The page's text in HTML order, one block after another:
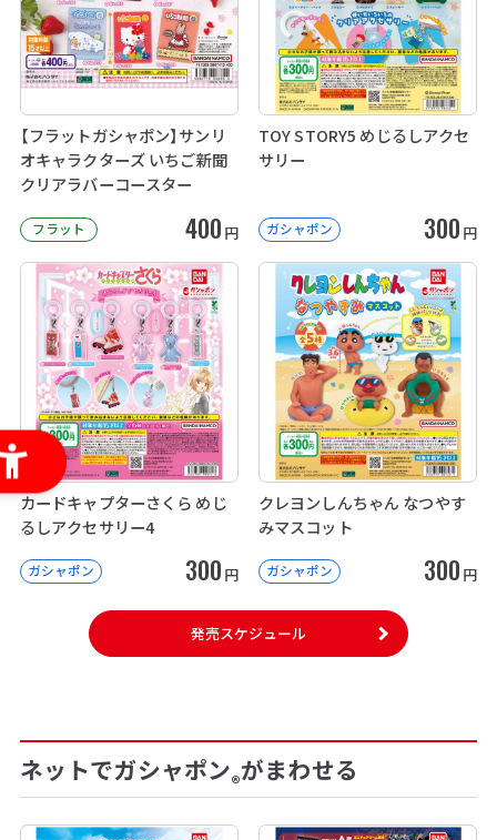
【フラットガシャポン】サンリ
オキャラクターズ いちご新聞
クリアラバーコースター
フラット 400 円
TOY STORY5 めじるしアクセ
サリー
ガシャポン 300 円
カードキャプターさくら めじ
るしアクセサリー4
ガシャポン 300 円
クレヨンしんちゃん なつやす
みマスコット
ガシャポン 300 円
発売スケジュール
ネットでガシャポン®がまわせる